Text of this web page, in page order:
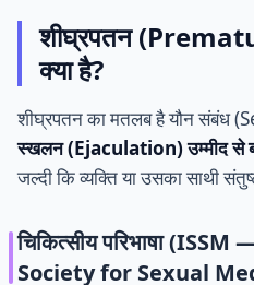
शीघ्रपतन
क्या है?
शीघ्रपतन का मतलब है यौन संबंध
स्खलन (Ejaculation) उम्मीद से
जल्दी कि व्यक्ति या उसका साथी
चिकित्सीय परिभाषा
Society for Sexual